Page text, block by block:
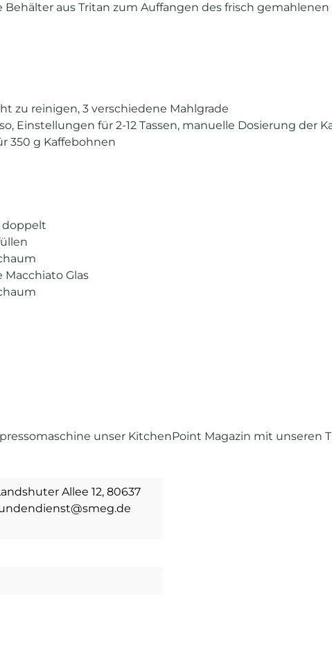
aus Tritan zum Auffangen des frisch
zu reinigen, 3 verschiedene Mahlgrade
Einstellungen für 2-12 Tassen, manuelle Dosierung der
350 g Kaffebohnen
doppelt
Macchiato Glas
unser KitchenPoint Magazin mit unseren
Allee 12, 80637